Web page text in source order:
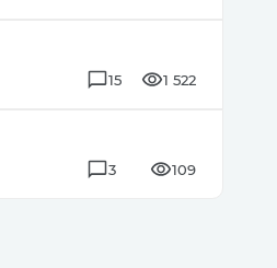
15 1 522
3 109